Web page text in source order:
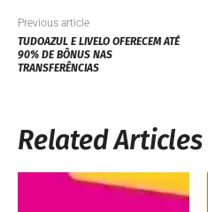
Previous article
TUDOAZUL E LIVELO OFERECEM ATÉ
90% DE BÔNUS NAS
TRANSFERÊNCIAS
Related Articles